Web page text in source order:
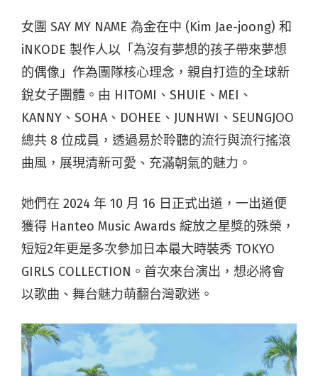
女團 SAY MY NAME 為金在中 (Kim Jae-joong) 和
iNKODE 製作人以「為沒有夢想的孩子帶來夢想
的偶像」作為團隊核心理念，親自打造的全球新
銳女子團體。由 HITOMI、SHUIE、MEI、
KANNY、SOHA、DOHEE、JUNHWI、SEUNGJOO
總共 8 位成員，透過易於聆聽的流行與流行搖滾
曲風，展現清新可愛、充滿朝氣的魅力。
她們在 2024 年 10 月 16 日正式出道，一出道便
獲得 Hanteo Music Awards 綻放之星獎的殊榮，
短短2年更是多次參加日本最大時裝秀 TOKYO
GIRLS COLLECTION。首次來台演出，想必將會
以歌曲、舞台魅力萌翻台灣歌迷。